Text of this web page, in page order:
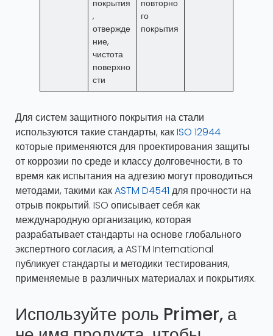
покрытия
,
отвержде
ние,
чистота
поверхно
сти
повторно
го
покрытия
Для систем защитного покрытия на стали
используются такие стандарты, какISO 12944
которые применяются для проектирования защиты
от коррозии по среде и классу долговечности, в то
время как испытания на адгезию могут проводиться
методами, такими какASTM D4541 для прочности на
отрыв покрытий. ISO описывает себя как
международную организацию, которая
разрабатывает стандарты на основе глобального
экспертного согласия, а ASTM International
публикует стандарты и методики тестирования,
применяемые в различных материалах и покрытиях.
Используйте роль Primer, а